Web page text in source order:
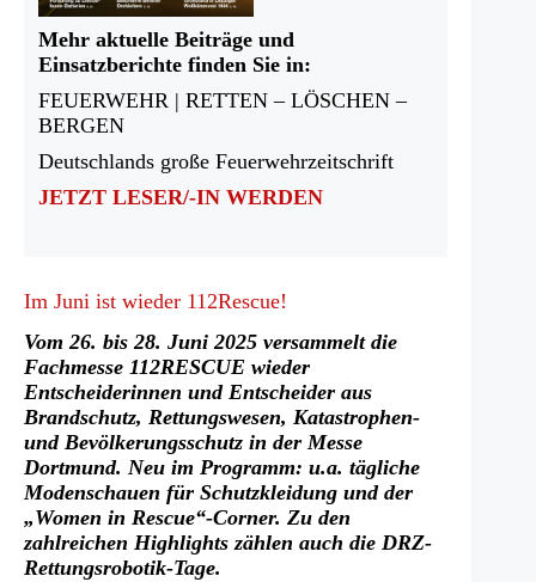
Mehr aktuelle Beiträge und
Einsatzberichte finden Sie in:
FEUERWEHR | RETTEN – LÖSCHEN –
BERGEN
Deutschlands große Feuerwehrzeitschrift
JETZT LESER/-IN WERDEN
Im Juni ist wieder 112Rescue!
Vom 26. bis 28. Juni 2025 versammelt die
Fachmesse 112RESCUE wieder
Entscheiderinnen und Entscheider aus
Brandschutz, Rettungswesen, Katastrophen-
und Bevölkerungsschutz in der Messe
Dortmund. Neu im Programm: u.a. tägliche
Modenschauen für Schutzkleidung und der
„Women in Rescue“-Corner. Zu den
zahlreichen Highlights zählen auch die DRZ-
Rettungsrobotik-Tage.